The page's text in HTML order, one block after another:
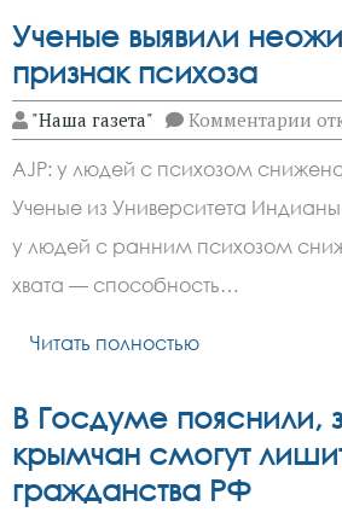
в
Ученые выявили
признак психоза
"Наша газета" Комментарии к
AJP: у людей с психозом
Ученые из Университета Индианы
у людей с ранним психозом
хвата — способность…
Читать полностью
В Госдуме пояснили,
крымчан смогут
гражданства РФ